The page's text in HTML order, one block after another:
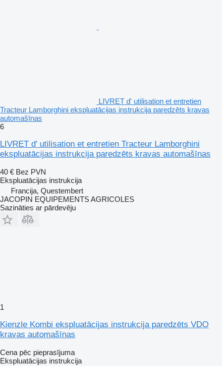
LIVRET d' utilisation et entretien
Tracteur Lamborghini ekspluatācijas instrukcija paredzēts kravas
automašīnas
6
LIVRET d' utilisation et entretien Tracteur Lamborghini
ekspluatācijas instrukcija paredzēts kravas automašīnas
40 € Bez PVN
Ekspluatācijas instrukcija
Francija, Questembert
JACOPIN EQUIPEMENTS AGRICOLES
Sazināties ar pārdevēju
1
Kienzle Kombi ekspluatācijas instrukcija paredzēts VDO
kravas automašīnas
Cena pēc pieprasījuma
Ekspluatācijas instrukcija